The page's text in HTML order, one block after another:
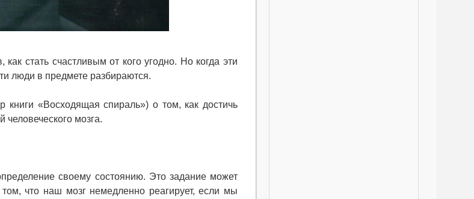
стать счастливым от кого угодно. Но когда эти
люди в предмете разбираются.
книги «Восходящая спираль») о том, как достичь
мозга.
своему состоянию. Это задание может
что наш мозг немедленно реагирует, если мы